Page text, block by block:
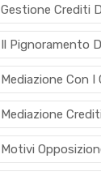
Gestione Crediti
Il Pignoramento
Mediazione Con I
Mediazione
Motivi